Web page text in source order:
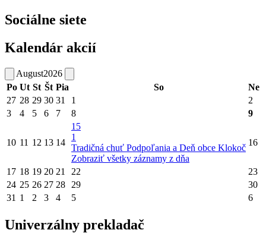
Sociálne siete
Kalendár akcií
August2026
Po Ut St Št Pia So
Ne
27 28 29 30 31 1
2
3
4 5 6 7 8 9
10 11 12 13 14
15
1
Tradičná chuť Podpoľania a Deň obce Klokoč
Zobraziť všetky záznamy z dňa
16
17 18 19 20 21 22
23
24 25 26 27 28 29
30
31 1 2 3 4 5 6
Univerzálny prekladač